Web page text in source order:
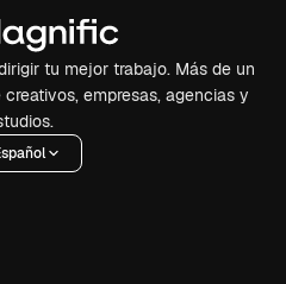
tu mejor trabajo. Más de un
empresas, agencias y